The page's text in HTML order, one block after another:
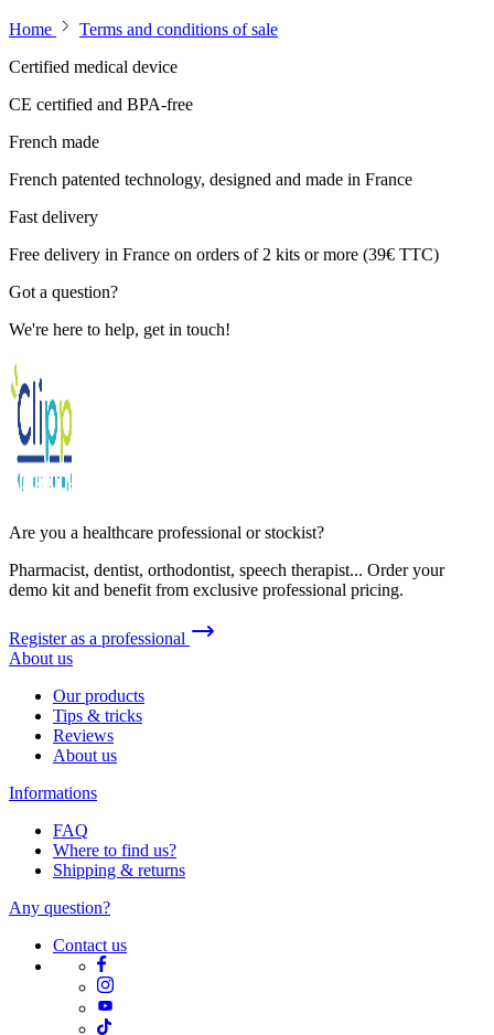
Home
Terms and conditions of sale
Certified medical device
CE certified and BPA-free
French made
French patented technology, designed and made in France
Fast delivery
Free delivery in France on orders of 2 kits or more (39€ TTC)
Got a question?
We're here to help, get in touch!
Are you a healthcare professional or stockist?
Pharmacist, dentist, orthodontist, speech therapist... Order your
demo kit and benefit from exclusive professional pricing.
Register as a professional
About us
Our products
Tips & tricks
Reviews
About us
Informations
FAQ
Where to find us?
Shipping & returns
Any question?
Contact us